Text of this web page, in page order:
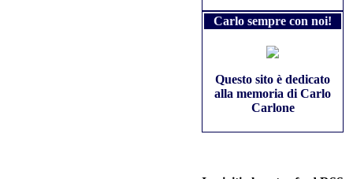
Carlo sempre con noi!
Questo sito è dedicato
alla memoria di Carlo
Carlone